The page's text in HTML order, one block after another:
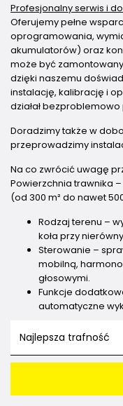
Profesjonalny serwis i
Oferujemy pełne
oprogramowania,
akumulatorów) oraz
może być
dzięki naszemu
instalację, kalibrację i
działał bezproblemowo
Doradzimy także w
przeprowadzimy
Na co zwrócić uwagę
Powierzchnia trawnika
(od 300 m² do nawet
Rodzaj terenu –
koła przy
Sterowanie –
mobilną,
głosowymi.
Funkcje
automatyczne
Najlepsza trafność